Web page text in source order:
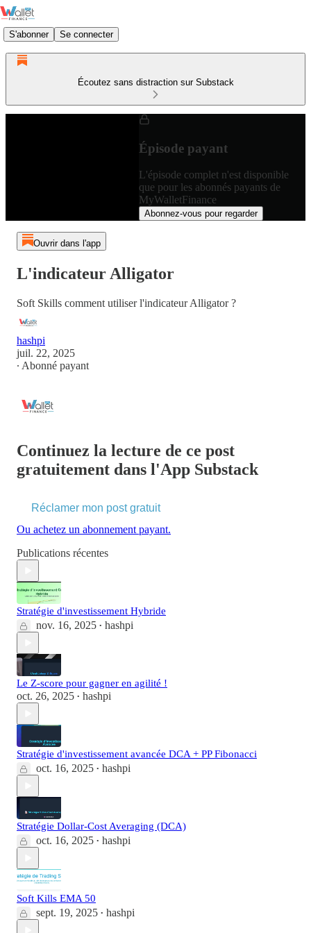
S'abonner Se connecter
Écoutez sans distraction sur Substack
Épisode payant
L'épisode complet n'est disponible
que pour les abonnés payants de
MyWalletFinance
Abonnez-vous pour regarder
Ouvrir dans l'app
L'indicateur Alligator
Soft Skills comment utiliser l'indicateur Alligator ?
hashpi
juil. 22, 2025
∙ Abonné payant
Continuez la lecture de ce post
gratuitement dans l'App Substack
Réclamer mon post gratuit
Ou achetez un abonnement payant.
Publications récentes
Stratégie d'investissement Hybride
nov. 16, 2025 • hashpi
Le Z-score pour gagner en agilité !
oct. 26, 2025 • hashpi
Stratégie d'investissement avancée DCA + PP Fibonacci
oct. 16, 2025 • hashpi
Stratégie Dollar-Cost Averaging (DCA)
oct. 16, 2025 • hashpi
Soft Kills EMA 50
sept. 19, 2025 • hashpi